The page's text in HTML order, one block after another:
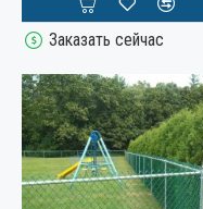
Заказать сейчас